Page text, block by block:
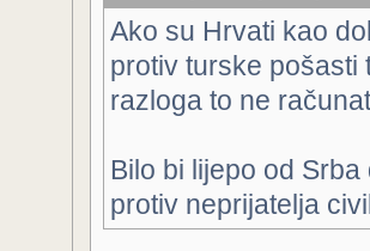
Ako su Hrvati kao
protiv turske pošasti
razloga to ne
Bilo bi lijepo od
protiv neprijatelja